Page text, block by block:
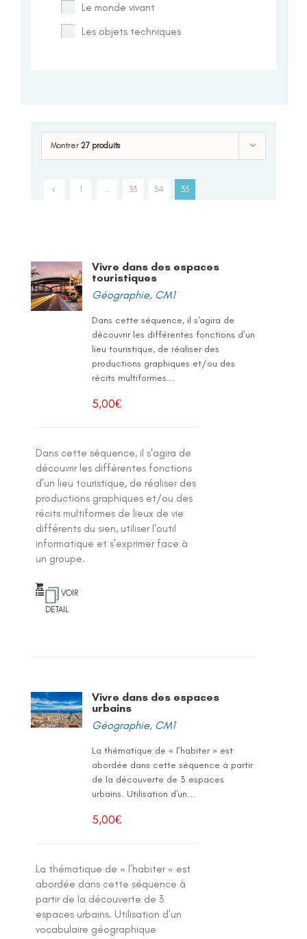
Montrer 27 produits
1 33 34 35
Vivre dans des espaces
touristiques
Géographie, CM1
Dans cette séquence, il s'agira de
découvrir les différentes fonctions d’un
lieu touristique, de réaliser des
productions graphiques et/ou des
récits multiformes...
5,00€
Dans cette séquence, il s'agira de
découvrir les différentes fonctions
d’un lieu touristique, de réaliser des
productions graphiques et/ou des
récits multiformes de lieux de vie
différents du sien, utiliser l'outil
informatique et s'exprimer face à
un groupe.
VOIR
DETAIL
Vivre dans des espaces
urbains
Géographie, CM1
La thématique de « l’habiter » est
abordée dans cette séquence à partir
de la découverte de 3 espaces
urbains. Utilisation d'un...
5,00€
La thématique de « l’habiter » est
abordée dans cette séquence à
partir de la découverte de 3
espaces urbains. Utilisation d'un
vocabulaire géographique
Le monde vivant
Les objets techniques